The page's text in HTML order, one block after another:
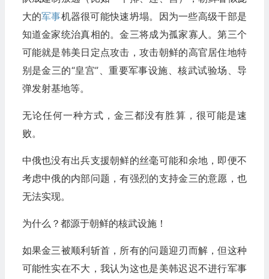
大的军事机器很可能快速坍塌。因为一些高级干部是
知道金家统治真相的。金三将成为孤家寡人。第三个
可能就是韩美日定点攻击，攻击朝鲜的高官居住地特
别是金三的“皇宫”、重要军事设施、核武试验场、导
弹发射基地等。
无论任何一种方式，金三都没有胜算，很可能是速
败。
中俄也没有出兵支援朝鲜的丝毫可能和余地，即便不
考虑中俄的内部问题，有强烈的支持金三的意愿，也
无法实现。
为什么？都源于朝鲜的核武设施！
如果金三被顺利斩首，所有的问题迎刃而解，但这种
可能性实在不大，我认为这也是美韩迟迟不进行军事